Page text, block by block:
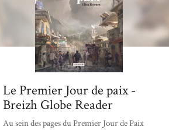
conserver des conditions loin...
Le Premier Jour de paix -
Breizh Globe Reader
Au sein des pages du Premier Jour de Paix